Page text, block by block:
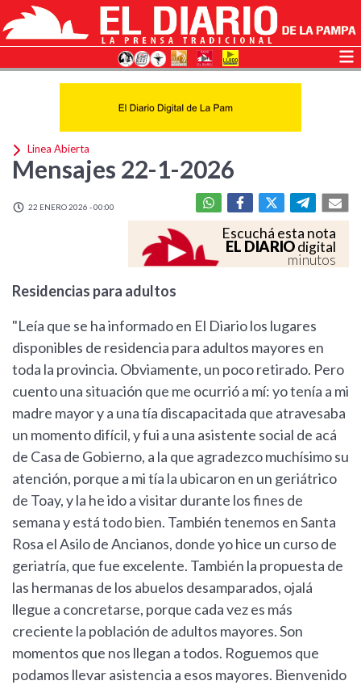
Linea Abierta
Mensajes 22-1-2026
22 ENERO 2026 - 00:00
Escuchá esta nota
EL DIARIOdigital
minutos
Residencias para adultos
"Leía que se ha informado en El Diario los lugares
disponibles de residencia para adultos mayores en
toda la provincia. Obviamente, un poco retirado. Pero
cuento una situación que me ocurrió a mí: yo tenía a mi
madre mayor y a una tía discapacitada que atravesaba
un momento difícil, y fui a una asistente social de acá
de Casa de Gobierno, a la que agradezco muchísimo su
atención, porque a mi tía la ubicaron en un geriátrico
de Toay, y la he ido a visitar durante los fines de
semana y está todo bien. También tenemos en Santa
Rosa el Asilo de Ancianos, donde yo hice un curso de
geriatría, que fue excelente. También la propuesta de
las hermanas de los abuelos desamparados, ojalá
llegue a concretarse, porque cada vez es más
creciente la población de adultos mayores. Son
momentos que nos llegan a todos. Roguemos que
podamos llevar asistencia a esos mayores. Bienvenido